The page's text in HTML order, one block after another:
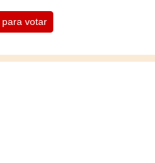
para votar